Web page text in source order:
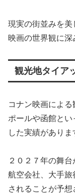
現実の街並みを美
映画の世界観に深
観光地タイア
コナン映画によ
ポールや函館と
した実績がありま
２０２７年の舞
航空会社、大手旅
されることが予想